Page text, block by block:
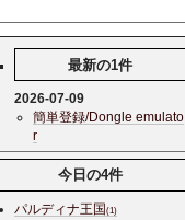
最新の1件
2026-07-09
簡単登録/Dongle emulato
r
今日の4件
パルディナ王国(1)